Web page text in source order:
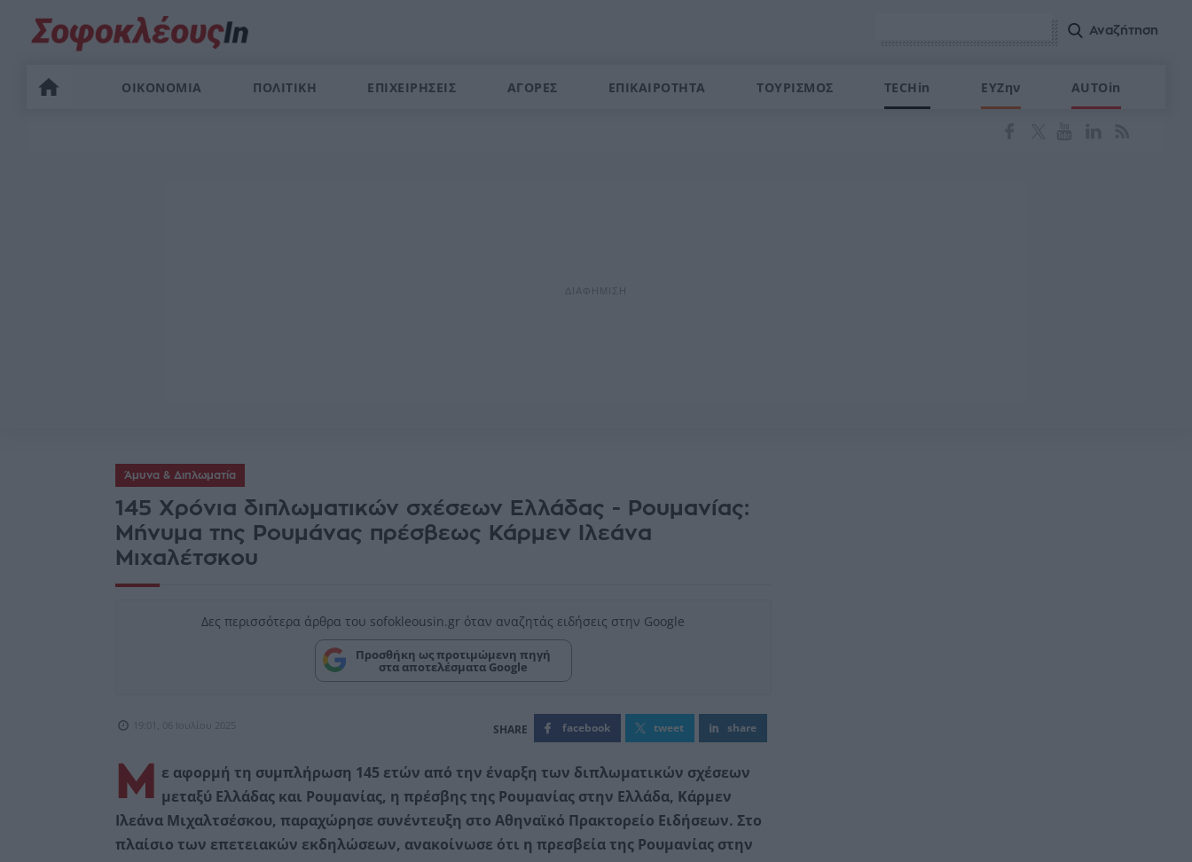
ΟΙΚΟΝΟΜΙΑ ΠΟΛΙΤΙΚΗ ΕΠΙΧΕΙΡΗΣΕΙΣ ΑΓΟΡΕΣ ΕΠΙΚΑΙΡΟΤΗΤΑ ΤΟΥΡΙΣΜΟΣ TECHin ΕΥΖην AUTOin
Άμυνα & Διπλωματία
145 Χρόνια διπλωματικών σχέσεων Ελλάδας - Ρουμανίας:
Μήνυμα της Ρουμάνας πρέσβεως Κάρμεν Ιλεάνα
Μιχαλέτσκου
Δες περισσότερα άρθρα του sofokleousin.gr όταν αναζητάς ειδήσεις στην Google
Προσθήκη ως προτιμώμενη πηγή
στα αποτελέσματα Google
19:01, 06 Ιουλίου 2025 facebook tweet share
Μ
ε αφορμή τη συμπλήρωση 145 ετών από την έναρξη των διπλωματικών σχέσεων
μεταξύ Ελλάδας και Ρουμανίας, η πρέσβης της Ρουμανίας στην Ελλάδα, Κάρμεν
Ιλεάνα Μιχαλτσέσκου, παραχώρησε συνέντευξη στο Αθηναϊκό Πρακτορείο Ειδήσεων. Στο
πλαίσιο των επετειακών εκδηλώσεων, ανακοίνωσε ότι η πρεσβεία της Ρουμανίας στην